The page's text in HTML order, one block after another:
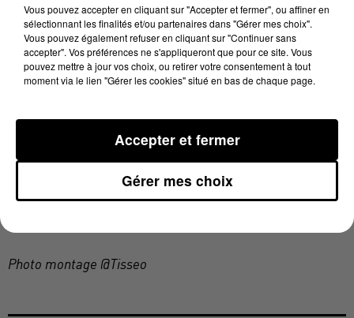
sécurité et la conduite de l’installation".
L’autorisation d'ouverture au public du Préfet
"donnera le feu vert pour la mise en service et
l’embarquement des voyageurs à bord des cabines à
LIRE AUSSI
La cabine du futur téléphérique urbain présentée
aux Toulousains
Photo montage @Tisseo
Vous pouvez accepter en cliquant sur "Accepter et fermer", ou affiner en
sélectionnant les finalités et/ou partenaires dans "Gérer mes choix".
Vous pouvez également refuser en cliquant sur "Continuer sans
accepter". Vos préférences ne s'appliqueront que pour ce site. Vous
pouvez mettre à jour vos choix, ou retirer votre consentement à tout
moment via le lien "Gérer les cookies" situé en bas de chaque page.
Gérer mes choix
Accepter et fermer